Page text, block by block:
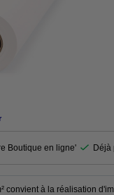
Boutique en ligne' Déjà
convient à la réalisation